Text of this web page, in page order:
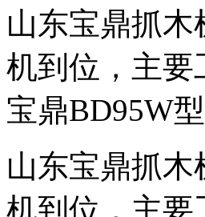
山东宝鼎抓
机到位，主要
宝鼎BD95W
山东宝鼎抓木
机到位，主要